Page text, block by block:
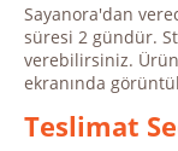
Sayanora'dan
süresi 2 gündür.
verebilirsiniz.
ekranında
Teslimat